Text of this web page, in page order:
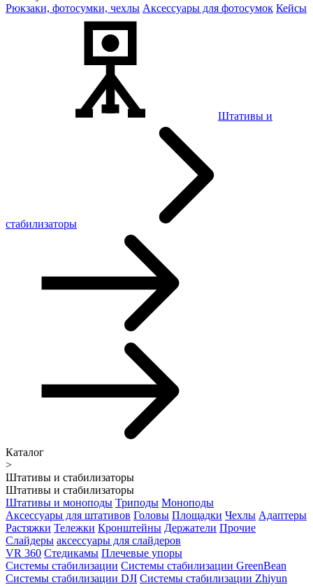
Рюкзаки, фотосумки, чехлы Аксессуары для фотосумок Кейсы
Штативы и
стабилизаторы
Каталог
>
Штативы и стабилизаторы
Штативы и стабилизаторы
Штативы и моноподы Триподы Моноподы
Аксессуары для штативов Головы Площадки Чехлы Адаптеры
Растяжки Тележки Кронштейны Держатели Прочие
Слайдеры аксессуары для слайдеров
VR 360 Стедикамы Плечевые упоры
Системы стабилизации Системы стабилизации GreenBean
Системы стабилизации DJI Системы стабилизации Zhiyun